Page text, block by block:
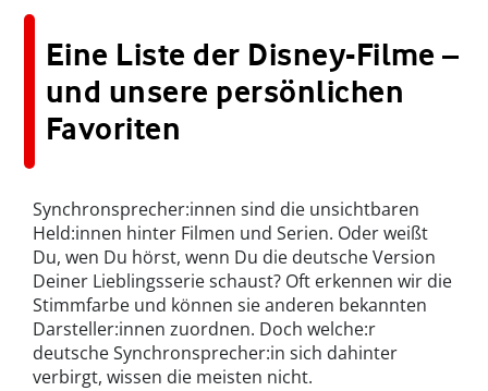
Eine Liste der Disney-Filme –
und unsere persönlichen
Favoriten
Synchronsprecher:innen sind die unsichtbaren
Held:innen hinter Filmen und Serien. Oder weißt
Du, wen Du hörst, wenn Du die deutsche Version
Deiner Lieblingsserie schaust? Oft erkennen wir die
Stimmfarbe und können sie anderen bekannten
Darsteller:innen zuordnen. Doch welche:r
deutsche Synchronsprecher:in sich dahinter
verbirgt, wissen die meisten nicht.